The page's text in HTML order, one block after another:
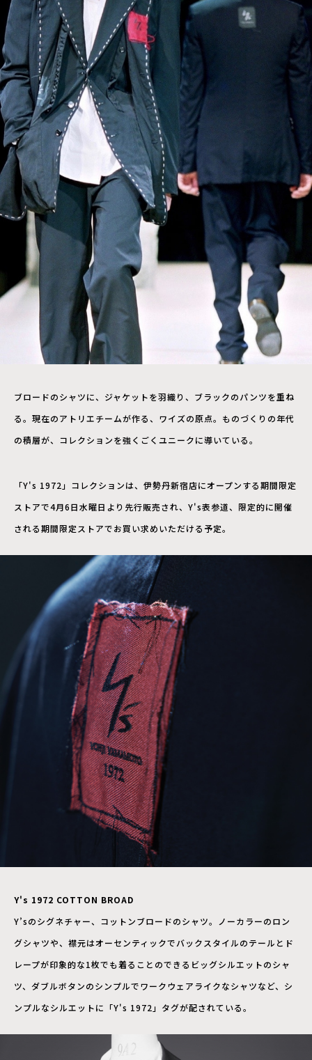
ブロードのシャツに、ジャケットを羽織り、ブラックのパンツを重ね
る。現在のアトリエチームが作る、ワイズの原点。ものづくりの年代
の積層が、コレクションを強くごくユニークに導いている。
「Y's 1972」コレクションは、伊勢丹新宿店にオープンする期間限定
ストアで4月6日水曜日より先行販売され、Y's表参道、限定的に開催
される期間限定ストアでお買い求めいただける予定。
Y's 1972 COTTON BROAD
Y’sのシグネチャー、コットンブロードのシャツ。ノーカラーのロン
グシャツや、襟元はオーセンティックでバックスタイルのテールとド
レープが印象的な1枚でも着ることのできるビッグシルエットのシャ
ツ、ダブルボタンのシンプルでワークウェアライクなシャツなど、シ
ンプルなシルエットに「Y's 1972」タグが配されている。